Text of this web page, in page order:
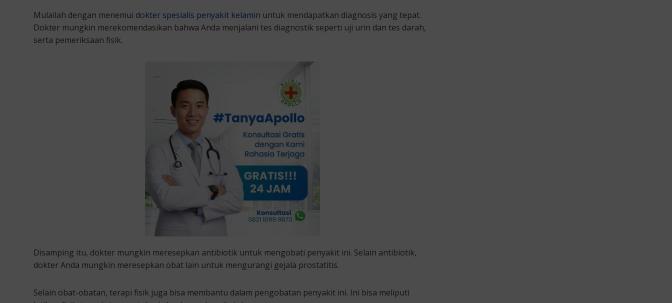
Mulailah dengan menemui dokter spesialis penyakit kelamin untuk mendapatkan diagnosis yang tepat.
Dokter mungkin merekomendasikan bahwa Anda menjalani tes diagnostik seperti uji urin dan tes darah,
serta pemeriksaan fisik.
Disamping itu, dokter mungkin meresepkan antibiotik untuk mengobati penyakit ini. Selain antibiotik,
dokter Anda mungkin meresepkan obat lain untuk mengurangi gejala prostatitis.
Selain obat-obatan, terapi fisik juga bisa membantu dalam pengobatan penyakit ini. Ini bisa meliputi